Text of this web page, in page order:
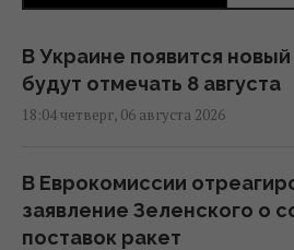
В Украине появится
будут отмечать 8 августа
18:04 четверг, 06 августа 2026
В Еврокомиссии
заявление Зеленского о
поставок ракет